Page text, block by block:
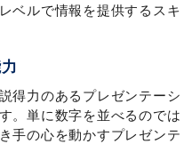
ベルで情報を提供するスキ
得力のあるプレゼンテーシ
。単に数字を並べるのでは
手の心を動かすプレゼンテ